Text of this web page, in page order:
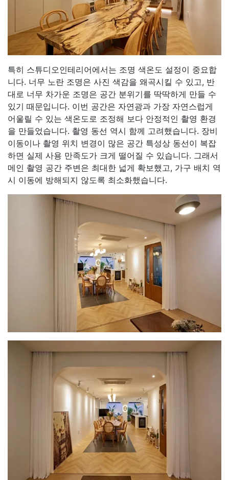
특히 스튜디오인테리어에서는 조명 색온도 설정이 중요합
니다. 너무 노란 조명은 사진 색감을 왜곡시킬 수 있고, 반
대로 너무 차가운 조명은 공간 분위기를 딱딱하게 만들 수
있기 때문입니다. 이번 공간은 자연광과 가장 자연스럽게
어울릴 수 있는 색온도로 조정해 보다 안정적인 촬영 환경
을 만들었습니다. 촬영 동선 역시 함께 고려했습니다. 장비
이동이나 촬영 위치 변경이 많은 공간 특성상 동선이 복잡
하면 실제 사용 만족도가 크게 떨어질 수 있습니다. 그래서
메인 촬영 공간 주변은 최대한 넓게 확보했고, 가구 배치 역
시 이동에 방해되지 않도록 최소화했습니다.